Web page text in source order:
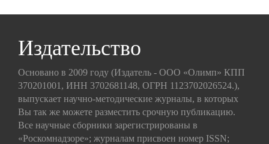
Издательство
Основано в 2009 году (Издатель - ООО «Олимп» КПП
370201001, ИНН 3702681148, ОГРН 1123702026524.),
выпускает научно-методические журналы, в которых
Вы так же можете разместить срочную публикацию.
Все научные сборники зарегистрированы в
«Роскомнадзоре»; журналам присвоен номер ISSN;